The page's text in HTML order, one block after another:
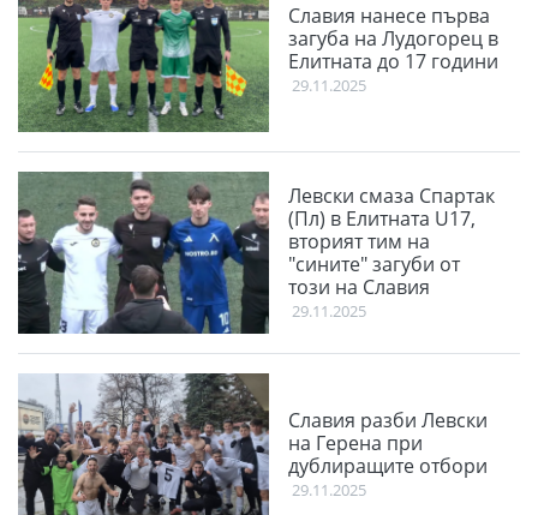
Славия нанесе първа
загуба на Лудогорец в
Елитната до 17 години
29.11.2025
Левски смаза Спартак
(Пл) в Елитната U17,
вторият тим на
"сините" загуби от
този на Славия
29.11.2025
Славия разби Левски
на Герена при
дублиращите отбори
29.11.2025